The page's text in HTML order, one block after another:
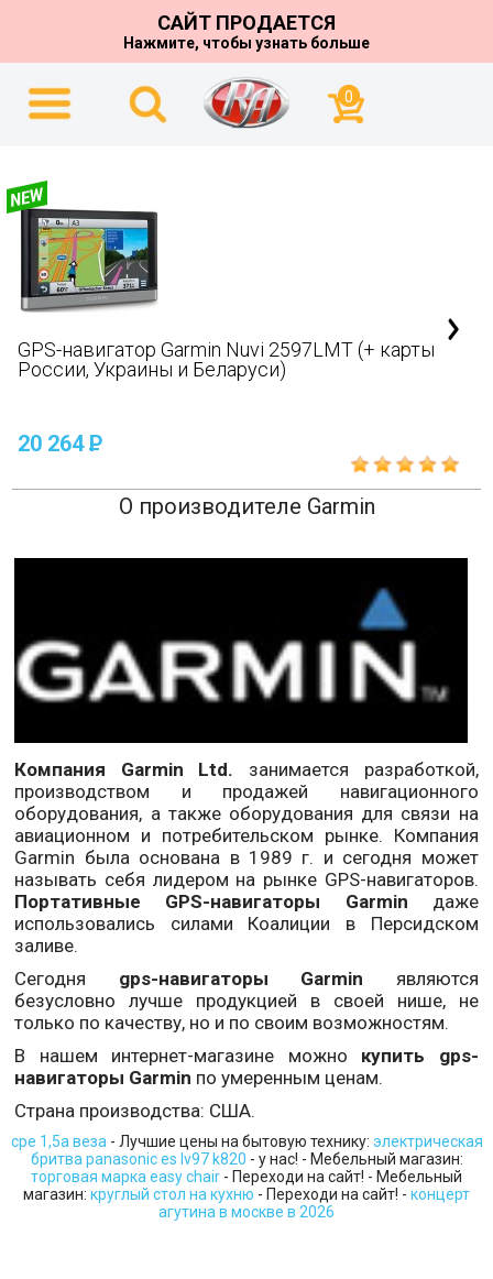
САЙТ ПРОДАЕТСЯ
Нажмите, чтобы узнать больше
0
GPS-навигатор Garmin Nuvi 2597LMT (+ карты
России, Украины и Беларуси)
20 264P
О производителе Garmin
Компания Garmin Ltd. занимается разработкой,
производством и продажей навигационного
оборудования, а также оборудования для связи на
авиационном и потребительском рынке. Компания
Garmin была основана в 1989 г. и сегодня может
называть себя лидером на рынке GPS-навигаторов.
Портативные GPS-навигаторы Garmin даже
использовались силами Коалиции в Персидском
заливе.
Сегодня gps-навигаторы Garmin являются
безусловно лучше продукцией в своей нише, не
только по качеству, но и по своим возможностям.
В нашем интернет-магазине можно купить gps-
навигаторы Garmin по умеренным ценам.
Страна производства: США.
сре 1,5а веза - Лучшие цены на бытовую технику: электрическая
бритва panasonic es lv97 k820 - у нас! - Мебельный магазин:
торговая марка easy chair - Переходи на сайт! - Мебельный
магазин: круглый стол на кухню - Переходи на сайт! - концерт
агутина в москве в 2026